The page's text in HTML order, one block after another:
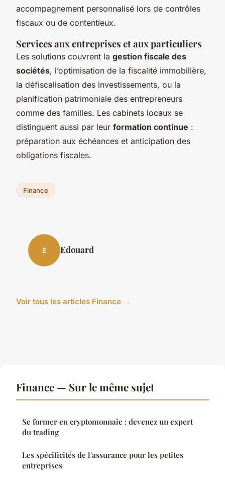
accompagnement personnalisé lors de contrôles
fiscaux ou de contentieux.
Services aux entreprises et aux particuliers
Les solutions couvrent la gestion fiscale des
sociétés, l’optimisation de la fiscalité immobilière,
la défiscalisation des investissements, ou la
planification patrimoniale des entrepreneurs
comme des familles. Les cabinets locaux se
distinguent aussi par leur formation continue :
préparation aux échéances et anticipation des
obligations fiscales.
Finance
E Edouard
Voir tous les articles Finance →
Finance — Sur le même sujet
Se former en cryptomonnaie : devenez un expert
du trading
Les spécificités de l'assurance pour les petites
entreprises